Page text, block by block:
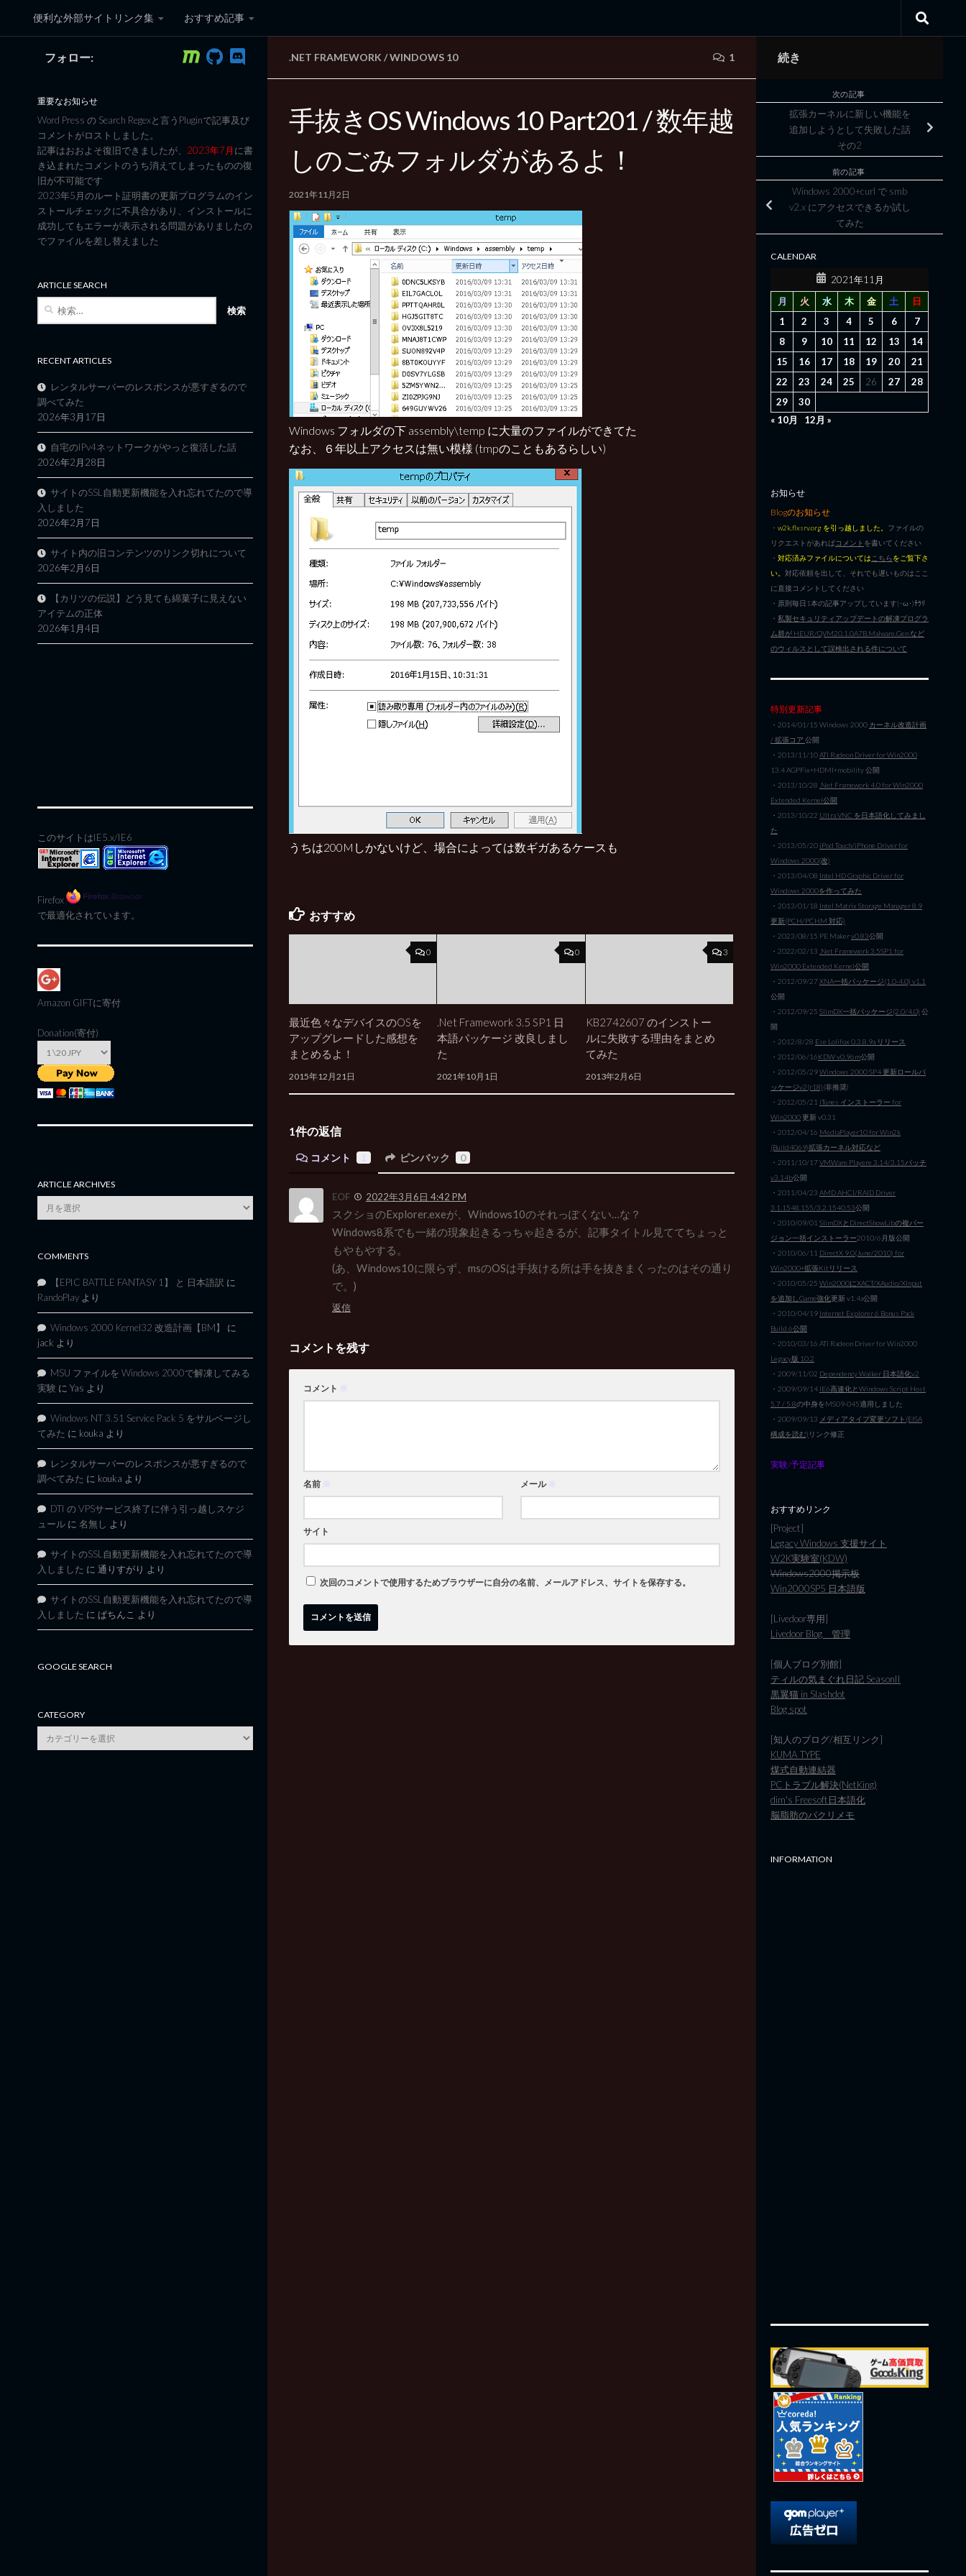
コンテンツへスキップ
便利な外部サイトリンク集 おすすめ記事
黒翼猫のコンピュータ日記 3rd Edition
.NET FRAMEWORK /WINDOWS 10 1
手抜きOS Windows 10 Part201 / 数年越
しのごみフォルダがあるよ！
2021年11月2日
Windows フォルダの下 assembly\temp に大量のファイルができてた
なお、６年以上アクセスは無い模様 (tmpのこともあるらしい)
うちは200Mしかないけど、場合によっては数ギガあるケースも
おすすめ
0
最近色々なデバイスのOSを
アップグレードした感想を
まとめるよ！
2015年12月21日
0
.Net Framework 3.5 SP1 日
本語パッケージ 改良しまし
た
2021年10月1日
3
KB2742607 のインストー
ルに失敗する理由をまとめ
てみた
2013年2月6日
1件の返信
コメント ピンバック 0
EOF 2022年3月6日 4:42 PM
スクショのExplorer.exeが、Windows10のそれっぽくない…な？
Windows8系でも一緒の現象起きるっちゃ起きるが、記事タイトル見ててちょっと
もやもやする。
(あ、Windows10に限らず、msのOSは手抜ける所は手を抜きまくったのはその通り
で。)
返信
コメントを残す
コメント ※
名前 ※ メール ※
サイト
次回のコメントで使用するためブラウザーに自分の名前、メールアドレス、サイトを保存する。
フォロー:
重要なお知らせ
Word Press の Search Regexと言うPluginで記事及び
コメントがロストしました。
記事はおおよそ復旧できましたが、 2023年7月に書
き込まれたコメントのうち消えてしまったものの復
旧が不可能です
2023年5月のルート証明書の更新プログラムのイン
ストールチェックに不具合があり、インストールに
成功してもエラーが表示される問題がありましたの
でファイルを差し替えました
ARTICLE SEARCH
RECENT ARTICLES
レンタルサーバーのレスポンスが悪すぎるので
調べてみた
2026年3月17日
自宅のIPv4ネットワークがやっと復活した話
2026年2月28日
サイトのSSL自動更新機能を入れ忘れてたので導
入しました
2026年2月7日
サイト内の旧コンテンツのリンク切れについて
2026年2月6日
【カリツの伝説】どう見ても綿菓子に見えない
アイテムの正体
2026年1月4日
このサイトはIE5.x/IE6
Firefox
で最適化されています。
Amazon GIFTに寄付
Donation(寄付)
ARTICLE ARCHIVES
Article
Archives
COMMENTS
【EPIC BATTLE FANTASY 1】 と 日本語訳 に
RandoPlay より
Windows 2000 Kernel32 改造計画【BM】
に
jack より
MSU ファイルを Windows 2000で解凍してみる
実験 に Yas より
Windows NT 3.51 Service Pack 5 をサルベージし
てみた に kouka より
レンタルサーバーのレスポンスが悪すぎるので
調べてみた に kouka より
DTI の VPSサービス終了に伴う引っ越しスケジ
ュール に 名無し より
サイトのSSL自動更新機能を入れ忘れてたので導
入しました に 通りすがり より
サイトのSSL自動更新機能を入れ忘れてたので導
入しました に ぱちんこ より
GOOGLE SEARCH
CATEGORY
category
続き
次の記事
拡張カーネルに新しい機能を
追加しようとして失敗した話
その2
前の記事
Windows 2000+curl で smb
v2.x にアクセスできるか試し
てみた
CALENDAR
2021年11月
月
火 水 木 金 土
日
1
2 3 4 5 6
7
8
9 10 11 12 13
14
15
16 17 18 19 20
21
22
23 24 25 26 27
28
29
30
« 10月
12月 »
お知らせ
Blogのお知らせ
・ w2k.flxsrv.org を引っ越しました。 ファイルの
リクエストがあればコメント を書いてください
・ 対応済みファイルについては こちらをご覧下さ
い。 対応依頼を出して、それでも遅いものはここ
に直接コメントしてください
・原則毎日1本の記事アップしています|･ω･)ﾁﾗﾘ
・ 私製セキュリティアップデートの解凍プログラ
ム群が HEUR/QVM20.1.0A7B.Malware.Gen など
のウィルスとして誤検出される件について
特別更新記事
・2014/01/15 Windows 2000 カーネル改造計画
/ 拡張コア 公開
・2013/11/10ATI Radeon Driver for Win2000
13.4 AGPFix+HDMI+mobility 公開
・2013/10/28 .Net Framework 4.0 for Win2000
Extended Kernel公開
・2013/10/22 Ultra VNC を日本語化してみまし
た
・2013/05/20 iPod Touch/iPhone Driver for
Windows 2000(改)
・2013/04/08 Intel HD Graphic Driver for
Windows 2000を作ってみた
・2013/01/18 Intel Matrix Storage Manager 8.9
更新(PCH/PCHM 対応)
・2023/08/15 PE Makerv0.83公開
・2022/02/13 .Net Framework 3.5SP1 for
Win2000 Extended Kernel公開
・2012/09/27XNA一括パッケージ(1.0-4.0) v1.1
公開
・2012/09/25 SlimDX一括パッケージ(2.0/4.0) 公
開
・2012/8/28 Ese Lolifox 0.3.8.9a リリース
・2012/06/16KDW v0.96m公開
・2012/05/29Windows 2000 SP4 更新ロールパ
ッケージv2(r18)(非推奨)
・2012/05/21 iTunes インストーラー for
Win2000更新 v0.31
・2012/04/16 MediaPlayer10 for Win2k
(Build4069)拡張カーネル対応など
・2011/10/17VMWare Playere 3.14/3.15パッチ
v3.14b公開
・2011/04/23 AMD AHCI/RAID Driver
3.1.1548.155/3.2.1540.53公開
・2010/09/01 SlimDXとDirectShowLibの複バー
ジョン一括インストーラー2010/6月版公開
・2010/06/11 DirectX 9.0(June/2010) for
Win2000+拡張Kitリリース
・2010/05/25 Win2000にXACT/XAudio/XInput
を追加しGame強化更新 v1.4a公開
・2010/04/19 Internet Explorer 6 Bonus Pack
Build 6公開
・2010/03/16 ATI Radeon Driver for Win2000
Legacy版 10.2
・2009/11/02 Dependency Walker 日本語化v2
・2009/09/14 IE6高速化とWindows Script Host
5.7 / 5.8の中身をMS09-045適用しました
・2009/09/13 メディアタイプ変更ソフト(EISA
構成を読む) リンク修正
実験/予定記事
おすすめリンク
[Project]
Legacy Windows 支援サイト
W2K実験室(KDW)
Windows2000掲示板
Win2000SP5 日本語版
[Livedoor専用]
Livedoor Blog 管理
[個人ブログ別館]
ティルの気まぐれ日記 SeasonII
黒翼猫 in Slashdot
Blog spot
[知人のブログ/相互リンク]
KUMA TYPE
煤式自動連結器
PCトラブル解決(NetKing)
dim's Freesoft日本語化
脳脂肪のパクリメモ
INFORMATION